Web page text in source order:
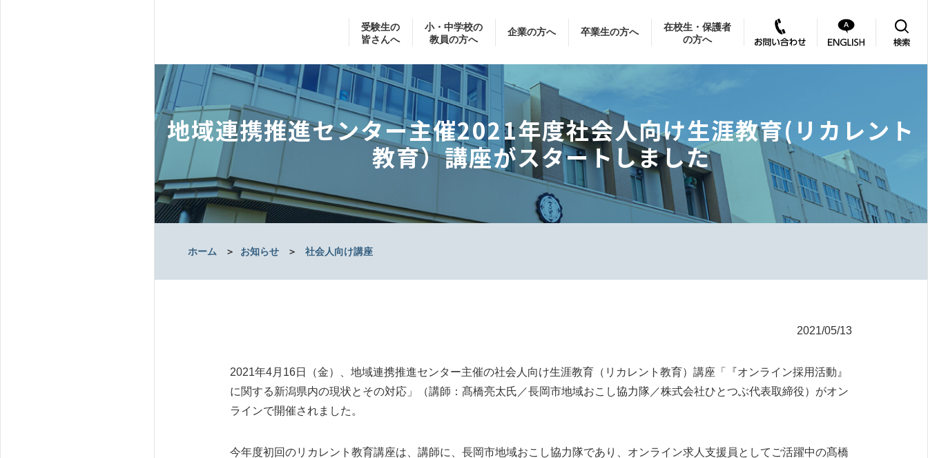
受験生の
皆さんへ
小・中学校の
教員の方へ
企業の方へ 卒業生の方へ
在校生・保護者
の方へ
地域連携推進センター主催2021年度社会人向け生涯教育(リカレント
教育）講座がスタートしました
ホーム ＞ お知らせ ＞ 社会人向け講座
2021/05/13
2021年4月16日（金）、地域連携推進センター主催の社会人向け生涯教育（リカレント教育）講座「『オンライン採用活動』
に関する新潟県内の現状とその対応」（講師：髙橋亮太氏／長岡市地域おこし協力隊／株式会社ひとつぶ代表取締役）がオン
ラインで開催されました。
今年度初回のリカレント教育講座は、講師に、長岡市地域おこし協力隊であり、オンライン求人支援員としてご活躍中の髙橋